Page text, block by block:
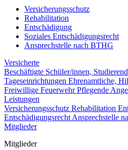
Versicherungsschutz
Rehabilitation
Entschädigung
Soziales Entschädigungsrecht
Ansprechstelle nach BTHG
Versicherte
Beschäftigte Schüler/innen,
Tageseinrichtungen Ehrenamtliche,
Freiwillige FeuerwehrPflegende
Leistungen
Versicherungsschutz Rehabilitation
Entschädigungsrecht Ansprechstelle
Mitglieder
Mitglieder